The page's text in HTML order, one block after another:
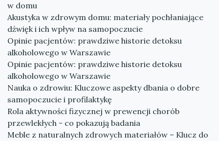
w domu
Akustyka w zdrowym domu: materiały pochłaniające
dźwięk i ich wpływ na samopoczucie
Opinie pacjentów: prawdziwe historie detoksu
alkoholowego w Warszawie
Opinie pacjentów: prawdziwe historie detoksu
alkoholowego w Warszawie
Nauka o zdrowiu: Kluczowe aspekty dbania o dobre
samopoczucie i profilaktykę
Rola aktywności fizycznej w prewencji chorób
przewlekłych - co pokazują badania
Meble z naturalnych zdrowych materiałów – Klucz do